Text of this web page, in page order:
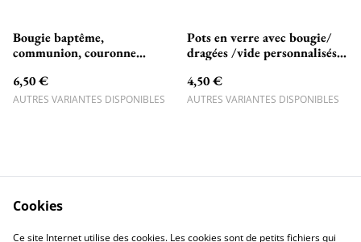
Bougie baptême,
communion, couronne
6,50 €
AUTRES VARIANTES DISPONIBLES
Pots en verre avec bougie/
dragées /vide personnalisés
croix dorée
4,50 €
AUTRES VARIANTES DISPONIBLES
=> Ma Boutique Etsy
=> Mon TikTok <=
Cookies
Ce site Internet utilise des cookies. Les cookies sont de petits fichiers qui